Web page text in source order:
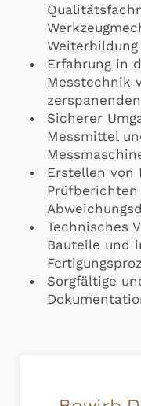
Erfahrung in
Messtechnik
Sicherer
Messmittel
Erstellen von
Prüfberichten
Technisches
Bauteile und
Sorgfältige